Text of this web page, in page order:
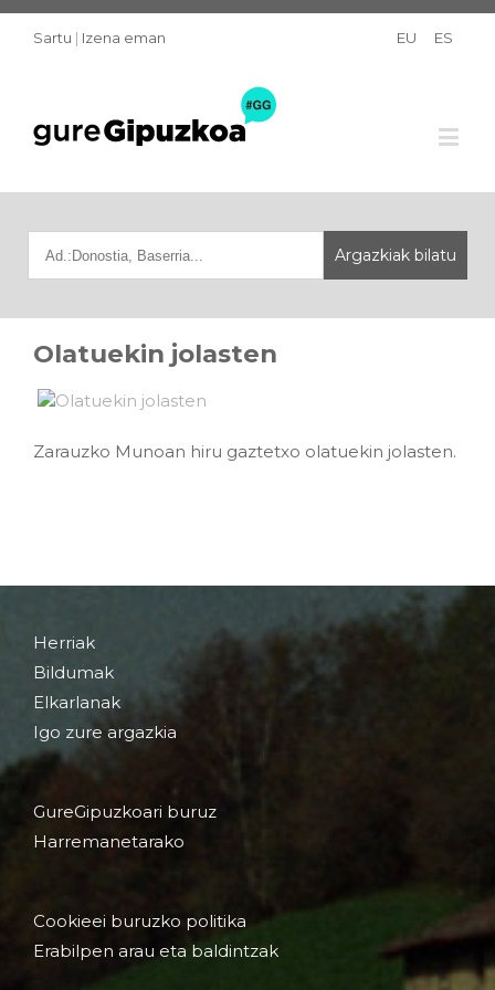
Sartu | Izena eman EU ES
Olatuekin jolasten
Zarauzko Munoan hiru gaztetxo olatuekin jolasten.
Herriak
Bildumak
Elkarlanak
Igo zure argazkia
GureGipuzkoari buruz
Harremanetarako
Cookieei buruzko politika
Erabilpen arau eta baldintzak